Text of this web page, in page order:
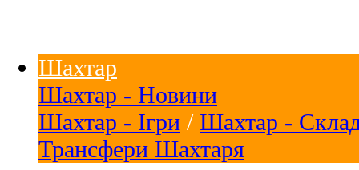
Шахтар
Шахтар - Новини
Шахтар - Ігри / Шахтар -
Трансфери Шахтаря